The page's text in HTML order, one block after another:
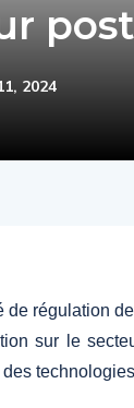
2024
de régulation
sur le